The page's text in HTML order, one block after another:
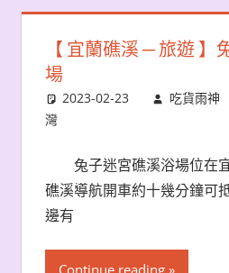
【 宜蘭礁溪 ─ 旅遊
場
2023-02-23 吃貨雨神
灣
兔子迷宮礁溪浴場位在
礁溪導航開車約十幾分鐘可
邊有